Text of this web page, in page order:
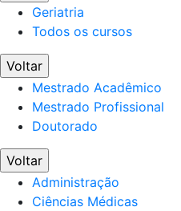
Geriatria
Todos os cursos
Voltar
Mestrado Acadêmico
Mestrado Profissional
Doutorado
Voltar
Administração
Ciências Médicas